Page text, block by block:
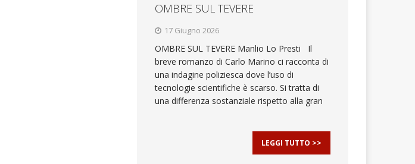
OMBRE SUL TEVERE
17 Giugno 2026
OMBRE SUL TEVERE Manlio Lo Presti Il
breve romanzo di Carlo Marino ci racconta di
una indagine poliziesca dove l’uso di
tecnologie scientifiche è scarso. Si tratta di
una differenza sostanziale rispetto alla gran
LEGGI TUTTO >>